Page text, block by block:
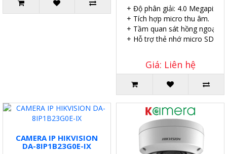
+ Độ phân giải: 4.0 Megapixel.
+ Tích hợp micro thu âm.
+ Tầm quan sát hồng ngoại:
+ Hỗ trợ thẻ nhớ micro SD
Giá: Liên hệ
CAMERA IP HIKVISION
DA-8IP1B23G0E-IX